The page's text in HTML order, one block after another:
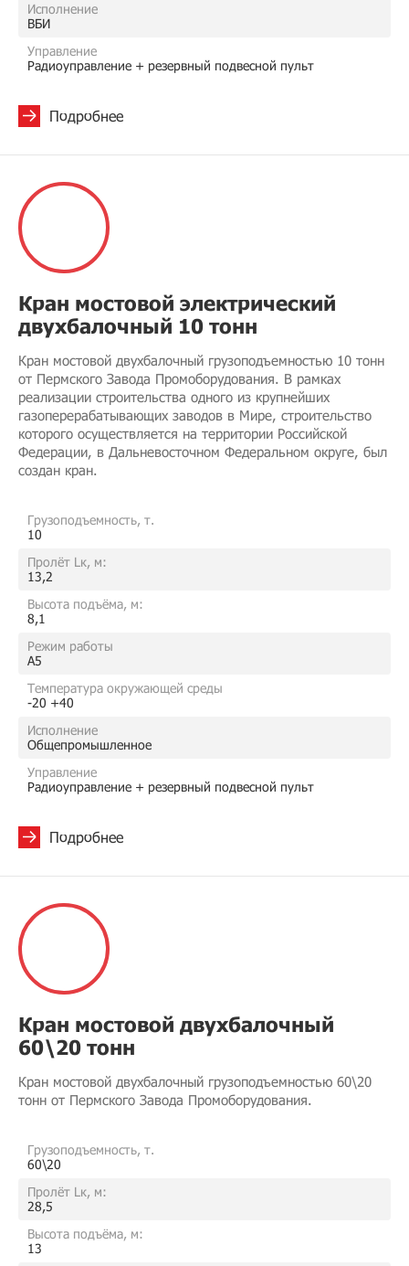
Исполнение
ВБИ
Управление
Радиоуправление + резервный подвесной пульт
Подробнее
Кран мостовой электрический
двухбалочный 10 тонн
Кран мостовой двухбалочный грузоподъемностью 10 тонн
от Пермского Завода Промоборудования. В рамках
реализации строительства одного из крупнейших
газоперерабатывающих заводов в Мире, строительство
которого осуществляется на территории Российской
Федерации, в Дальневосточном Федеральном округе, был
создан кран.
Грузоподъемность, т.
10
Пролёт Lк, м:
13,2
Высота подъёма, м:
8,1
Режим работы
A5
Температура окружающей среды
-20 +40
Исполнение
Общепромышленное
Управление
Радиоуправление + резервный подвесной пульт
Подробнее
Кран мостовой двухбалочный
60\20 тонн
Кран мостовой двухбалочный грузоподъемностью 60\20
тонн от Пермского Завода Промоборудования.
Грузоподъемность, т.
60\20
Пролёт Lк, м:
28,5
Высота подъёма, м:
13